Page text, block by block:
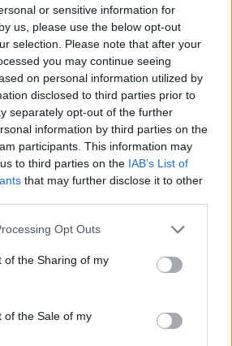
or sensitive information for
us, please use the below opt-out
selection. Please note that after your
you may continue seeing
on personal information utilized by
disclosed to third parties prior to
separately opt-out of the further
information by third parties on the
participants. This information may
to third parties on the IAB’s List of
that may further disclose it to other
Opt Outs
of the Sharing of my
of the Sale of my
si inserisce inoltre nella strategia
del Pianeta attraverso la
di euro a favore di iniziative ambientali.
città vuol dire rendere più sostenibili e
aria pulita e una qualità ambientale
ha un nuovo piccolo bosco, mille alberi
congiunto tra pubblico e privato
contribuiscono a migliorare la qualità
traversato da un asse viario importante
che cresceranno grazie all’impegno e
persone che godranno d’ora in poi di
e Ciclo dei Rifiuti Roma Capitale